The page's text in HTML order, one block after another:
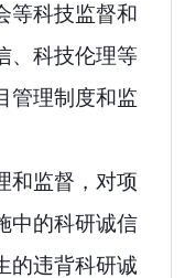
等科技监督和
、科技伦理等
管理制度和监
和监督，对项
中的科研诚信
的违背科研诚